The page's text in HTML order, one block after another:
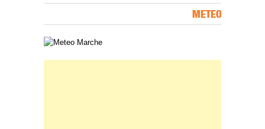
METEO
Carta meteorologica delle Marche